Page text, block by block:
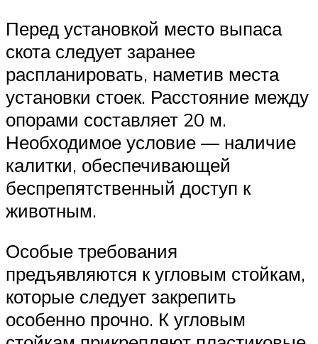
Перед установкой место выпаса
скота следует заранее
распланировать, наметив места
установки стоек. Расстояние между
опорами составляет 20 м.
Необходимое условие — наличие
калитки, обеспечивающей
беспрепятственный доступ к
животным.
Особые требования
предъявляются к угловым стойкам,
которые следует закрепить
особенно прочно. К угловым